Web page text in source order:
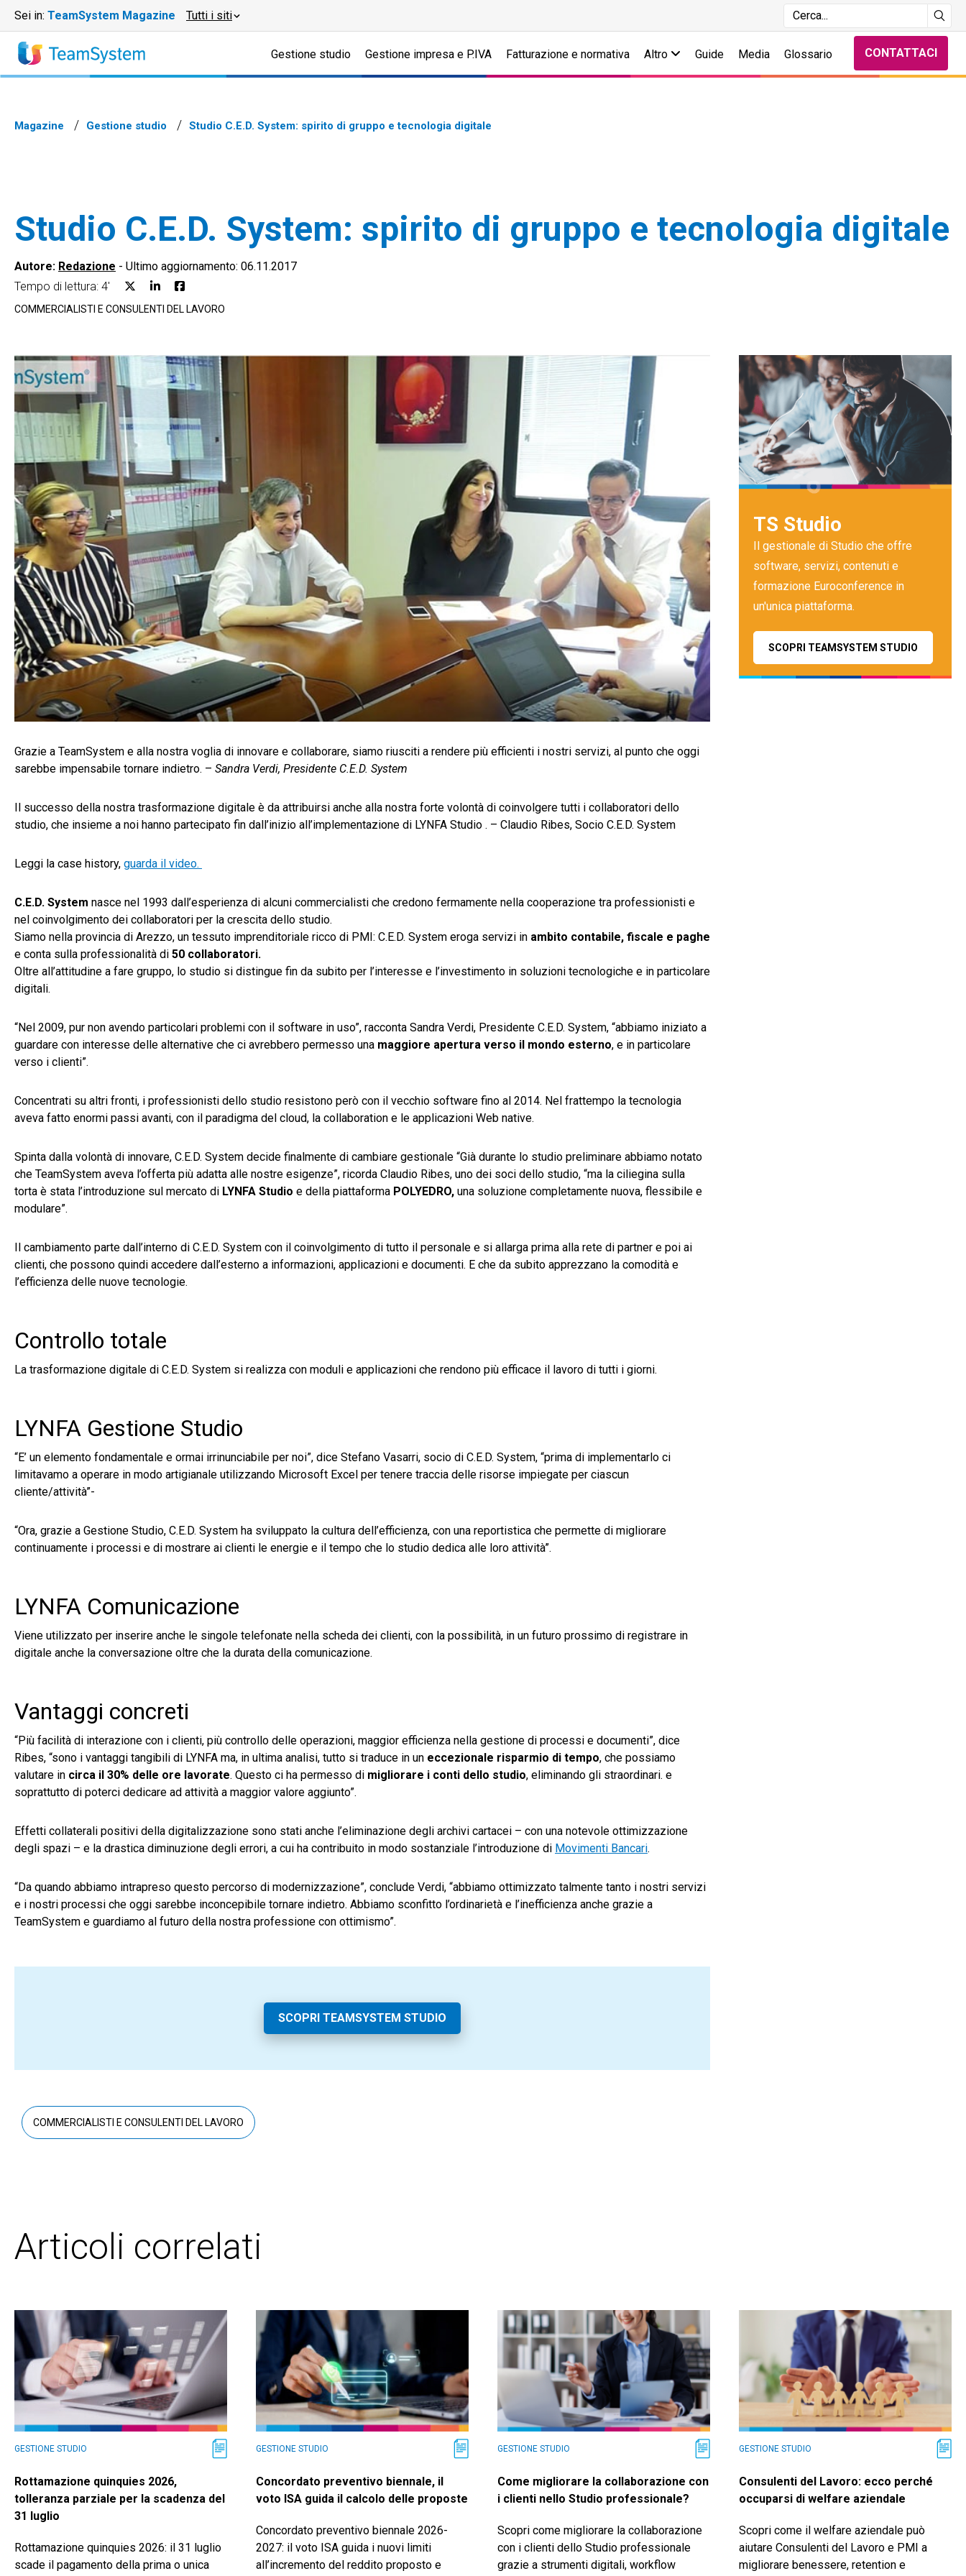
Sei in: TeamSystem Magazine Tutti i siti
Gestione studio Gestione impresa e P.IVA Fatturazione e normativa Altro Guide Media Glossario CONTATTACI
Magazine Gestione studio Studio C.E.D. System: spirito di gruppo e tecnologia digitale
Studio C.E.D. System: spirito di gruppo e tecnologia digitale
Autore: Redazione - Ultimo aggiornamento: 06.11.2017
Tempo di lettura: 4'
COMMERCIALISTI E CONSULENTI DEL LAVORO
Grazie a TeamSystem e alla nostra voglia di innovare e collaborare, siamo riusciti a rendere più efficienti i nostri servizi, al punto che oggi
sarebbe impensabile tornare indietro. – Sandra Verdi, Presidente C.E.D. System
Il successo della nostra trasformazione digitale è da attribuirsi anche alla nostra forte volontà di coinvolgere tutti i collaboratori dello
studio, che insieme a noi hanno partecipato fin dall’inizio all’implementazione di LYNFA Studio . – Claudio Ribes, Socio C.E.D. System
Leggi la case history, guarda il video.
C.E.D. System nasce nel 1993 dall’esperienza di alcuni commercialisti che credono fermamente nella cooperazione tra professionisti e
nel coinvolgimento dei collaboratori per la crescita dello studio.
Siamo nella provincia di Arezzo, un tessuto imprenditoriale ricco di PMI: C.E.D. System eroga servizi in ambito contabile, fiscale e paghe
e conta sulla professionalità di 50 collaboratori.
Oltre all’attitudine a fare gruppo, lo studio si distingue fin da subito per l’interesse e l’investimento in soluzioni tecnologiche e in particolare
digitali.
“Nel 2009, pur non avendo particolari problemi con il software in uso”, racconta Sandra Verdi, Presidente C.E.D. System, “abbiamo iniziato a
guardare con interesse delle alternative che ci avrebbero permesso una maggiore apertura verso il mondo esterno, e in particolare
verso i clienti”.
Concentrati su altri fronti, i professionisti dello studio resistono però con il vecchio software fino al 2014. Nel frattempo la tecnologia
aveva fatto enormi passi avanti, con il paradigma del cloud, la collaboration e le applicazioni Web native.
Spinta dalla volontà di innovare, C.E.D. System decide finalmente di cambiare gestionale “Già durante lo studio preliminare abbiamo notato
che TeamSystem aveva l’offerta più adatta alle nostre esigenze”, ricorda Claudio Ribes, uno dei soci dello studio, “ma la ciliegina sulla
torta è stata l’introduzione sul mercato di LYNFA Studio e della piattaforma POLYEDRO, una soluzione completamente nuova, flessibile e
modulare”.
Il cambiamento parte dall’interno di C.E.D. System con il coinvolgimento di tutto il personale e si allarga prima alla rete di partner e poi ai
clienti, che possono quindi accedere dall’esterno a informazioni, applicazioni e documenti. E che da subito apprezzano la comodità e
l’efficienza delle nuove tecnologie.
Controllo totale
La trasformazione digitale di C.E.D. System si realizza con moduli e applicazioni che rendono più efficace il lavoro di tutti i giorni.
LYNFA Gestione Studio
“E’ un elemento fondamentale e ormai irrinunciabile per noi”, dice Stefano Vasarri, socio di C.E.D. System, “prima di implementarlo ci
limitavamo a operare in modo artigianale utilizzando Microsoft Excel per tenere traccia delle risorse impiegate per ciascun
cliente/attività”-
“Ora, grazie a Gestione Studio, C.E.D. System ha sviluppato la cultura dell’efficienza, con una reportistica che permette di migliorare
continuamente i processi e di mostrare ai clienti le energie e il tempo che lo studio dedica alle loro attività”.
LYNFA Comunicazione
Viene utilizzato per inserire anche le singole telefonate nella scheda dei clienti, con la possibilità, in un futuro prossimo di registrare in
digitale anche la conversazione oltre che la durata della comunicazione.
Vantaggi concreti
“Più facilità di interazione con i clienti, più controllo delle operazioni, maggior efficienza nella gestione di processi e documenti”, dice
Ribes, “sono i vantaggi tangibili di LYNFA ma, in ultima analisi, tutto si traduce in un eccezionale risparmio di tempo, che possiamo
valutare in circa il 30% delle ore lavorate. Questo ci ha permesso di migliorare i conti dello studio, eliminando gli straordinari. e
soprattutto di poterci dedicare ad attività a maggior valore aggiunto”.
Effetti collaterali positivi della digitalizzazione sono stati anche l’eliminazione degli archivi cartacei – con una notevole ottimizzazione
degli spazi – e la drastica diminuzione degli errori, a cui ha contribuito in modo sostanziale l’introduzione di Movimenti Bancari.
“Da quando abbiamo intrapreso questo percorso di modernizzazione”, conclude Verdi, “abbiamo ottimizzato talmente tanto i nostri servizi
e i nostri processi che oggi sarebbe inconcepibile tornare indietro. Abbiamo sconfitto l’ordinarietà e l’inefficienza anche grazie a
TeamSystem e guardiamo al futuro della nostra professione con ottimismo”.
SCOPRI TEAMSYSTEM STUDIO
COMMERCIALISTI E CONSULENTI DEL LAVORO
TS Studio
Il gestionale di Studio che offre
software, servizi, contenuti e
formazione Euroconference in
un'unica piattaforma.
SCOPRI TEAMSYSTEM STUDIO
Articoli correlati
GESTIONE STUDIO
Rottamazione quinquies 2026,
tolleranza parziale per la scadenza del
31 luglio
Rottamazione quinquies 2026: il 31 luglio
scade il pagamento della prima o unica
GESTIONE STUDIO
Concordato preventivo biennale, il
voto ISA guida il calcolo delle proposte
Concordato preventivo biennale 2026-
2027: il voto ISA guida i nuovi limiti
all’incremento del reddito proposto e
GESTIONE STUDIO
Come migliorare la collaborazione con
i clienti nello Studio professionale?
Scopri come migliorare la collaborazione
con i clienti dello Studio professionale
grazie a strumenti digitali, workflow
GESTIONE STUDIO
Consulenti del Lavoro: ecco perché
occuparsi di welfare aziendale
Scopri come il welfare aziendale può
aiutare Consulenti del Lavoro e PMI a
migliorare benessere, retention e